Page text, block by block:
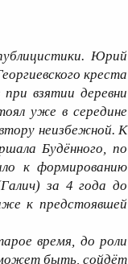
Юрий
креста
при взятии деревни
уже в середине
неизбежной. К
Будённого, по
к формированию
за 4 года до
к предстоявшей
время, до роли
быть, сойдёт